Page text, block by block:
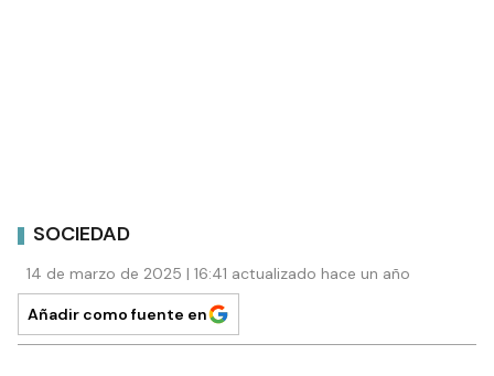
SOCIEDAD
14 de marzo de 2025 | 16:41 actualizado hace un año
Añadir como fuente en